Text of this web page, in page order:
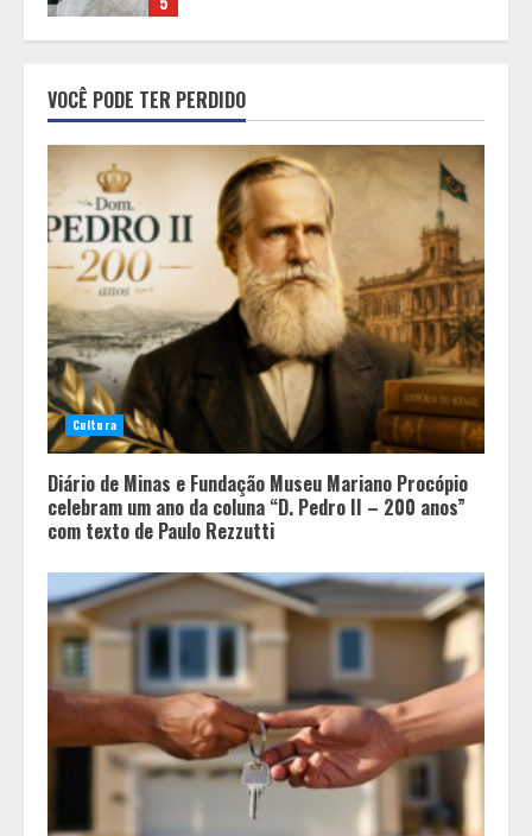
2
Gerais registra alta e chega à
segunda maior taxa de 2026
3
Dia dos Pais: Promoções, brindes e
experiências especiais
movimentam os shoppings de Belo
Horizonte
Unidade móvel percorre cidades de
Minas Gerais
para realizar gratuitamente
exames preventivos contra o
câncer
VOCÊ PODE TER PERDIDO
Cultura
Diário de Minas e Fundação Museu Mariano Procópio
celebram um ano da coluna “D. Pedro II – 200 anos”
com texto de Paulo Rezzutti